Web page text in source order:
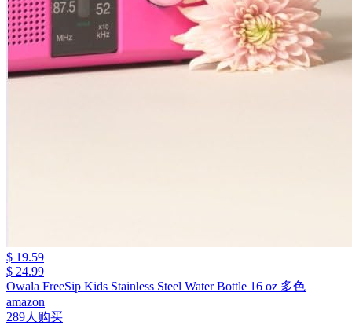
$ 19.59
$ 24.99
Owala FreeSip Kids Stainless Steel Water Bottle 16 oz 多色
amazon
289人购买